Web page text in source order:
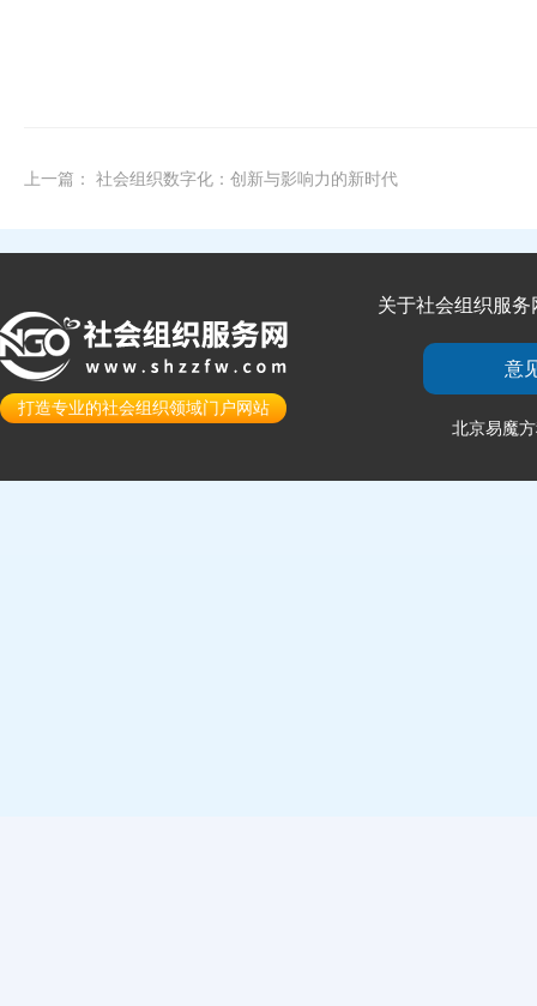
上一篇： 社会组织数字化：创新与影响力的新时代
打造专业的社会组织领域门户网站
关于社会组织服务
意
北京易魔